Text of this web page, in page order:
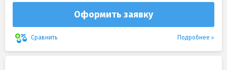
Оформить заявку
Сравнить Подробнее